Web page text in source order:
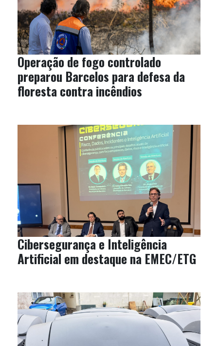
Operação de fogo controlado
preparou Barcelos para defesa da
floresta contra incêndios
Cibersegurança e Inteligência
Artificial em destaque na EMEC/ETG